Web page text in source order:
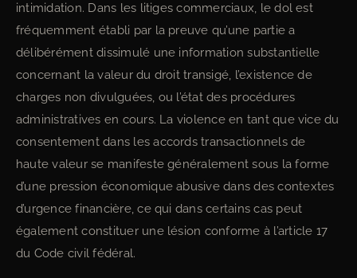
intimidation. Dans les litiges commerciaux, le dol est
fréquemment établi par la preuve qu’une partie a
délibérément dissimulé une information substantielle
concernant la valeur du droit transigé, l’existence de
charges non divulguées, ou l’état des procédures
administratives en cours. La violence en tant que vice du
consentement dans les accords transactionnels de
haute valeur se manifeste généralement sous la forme
d’une pression économique abusive dans des contextes
d’urgence financière, ce qui dans certains cas peut
également constituer une lésion conforme à l’article 17
du Code civil fédéral.